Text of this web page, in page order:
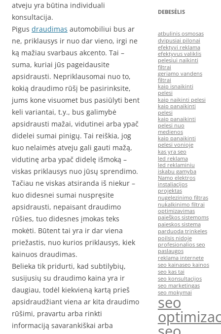
atveju yra būtina individuali
konsultacija.
Pigus draudimas automobiliui bus ar
ne, priklausys ir nuo dar vieno, irgi ne
ką mažiau svarbaus akcento. Tai –
suma, kuriai jūs pageidausite
apsidrausti. Nepriklausomai nuo to,
kokią draudimo rūšį be pasirinksite,
jums kone visuomet bus pasiūlyti bent
keli variantai, t.y., bus galimybė
apsidrausti mažai, vidutinei arba ypač
didelei sumai pinigų. Tai reiškia, jog
kuo nelaimės atveju gali gauti mažą,
vidutinę arba ypač didelę išmoką –
viskas priklausys nuo jūsų sprendimo.
Tačiau ne viskas atsiranda iš niekur –
kuo didesnei sumai nuspręsite
apsidrausti, nepaisant draudimo
rūšies, tuo didesnes įmokas teks
mokėti. Būtent tai yra ir dar viena
priežastis, nuo kurios priklausys, kiek
kainuos draudimas.
Belieka tik pridurti, kad subtilybių,
susijusių su draudimo kaina yra ir
daugiau, todėl kiekvieną kartą prieš
apsidraudžiant viena ar kita draudimo
rūšimi, pravartu arba rinkti
informaciją savarankiškai arba
DEBESĖLIS
atbulinis osmosas
dvipusiai pilonai
efektyvi reklama
efektyvus valiklis
pelesiui naikinti
filtrai
geriamo vandens
filtrai
kaip isnaikinti
pelesi
kaip naikinti pelesi
kaip panaikinti
pelesi
kaip panaikinti
pelesi nuo
medienos
kaip panaikinti
pelesi vonioje
kas yra seo
led reklama
led reklaminiu
iskabu gamyba
Namo elektros
instaliacijos
projektas
nugelezinimo filtras
nukalkinimo filtrai
optimizavimas
paieškos sistemoms
paieskos sistema
parduoda trinkeles
poilsis nidoje
profesionalios seo
paslaugos
reklama internete
seo kainaseo kainos
seo kas tai
seo konsultacijos
seo marketingas
seo mokymai
seo